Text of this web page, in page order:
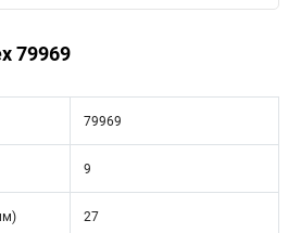
79969
79969
9
27